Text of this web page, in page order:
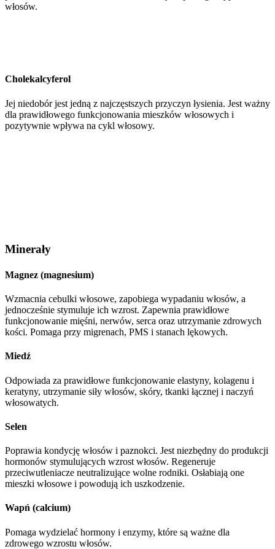
włosów.
Cholekalcyferol
Jej niedobór jest jedną z najczęstszych przyczyn łysienia. Jest ważny
dla prawidłowego funkcjonowania mieszków włosowych i
pozytywnie wpływa na cykl włosowy.
Minerały
Magnez (magnesium)
Wzmacnia cebulki włosowe, zapobiega wypadaniu włosów, a
jednocześnie stymuluje ich wzrost. Zapewnia prawidłowe
funkcjonowanie mięśni, nerwów, serca oraz utrzymanie zdrowych
kości. Pomaga przy migrenach, PMS i stanach lękowych.
Miedź
Odpowiada za prawidłowe funkcjonowanie elastyny, kolagenu i
keratyny, utrzymanie siły włosów, skóry, tkanki łącznej i naczyń
włosowatych.
Selen
Poprawia kondycję włosów i paznokci. Jest niezbędny do produkcji
hormonów stymulujących wzrost włosów. Regeneruje
przeciwutleniacze neutralizujące wolne rodniki. Osłabiają one
mieszki włosowe i powodują ich uszkodzenie.
Wapń (calcium)
Pomaga wydzielać hormony i enzymy, które są ważne dla
zdrowego wzrostu włosów.